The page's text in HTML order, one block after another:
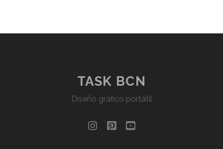
TASK BCN
Diseño gráfico portátil
instagram
pinterest
youtube